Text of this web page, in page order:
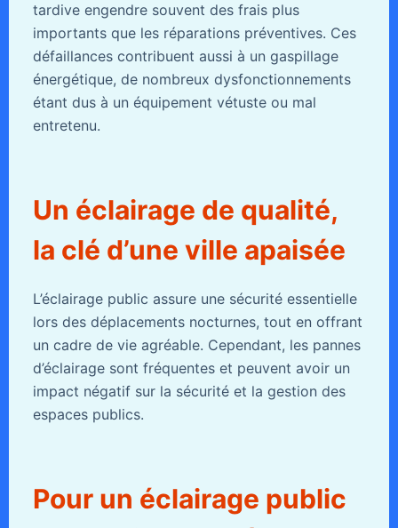
tardive engendre souvent des frais plus
importants que les réparations préventives. Ces
défaillances contribuent aussi à un gaspillage
énergétique, de nombreux dysfonctionnements
étant dus à un équipement vétuste ou mal
entretenu.
Un éclairage de qualité,
la clé d’une ville apaisée
L’éclairage public assure une sécurité essentielle
lors des déplacements nocturnes, tout en offrant
un cadre de vie agréable. Cependant, les pannes
d’éclairage sont fréquentes et peuvent avoir un
impact négatif sur la sécurité et la gestion des
espaces publics.
Pour un éclairage public